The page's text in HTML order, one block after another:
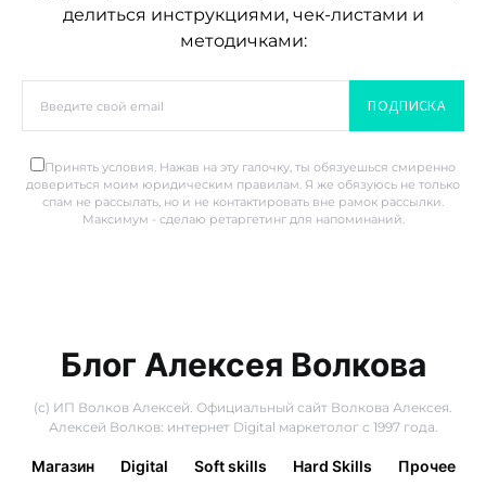
делиться инструкциями, чек-листами и
методичками:
ПОДПИСКА
Принять условия. Нажав на эту галочку, ты обязуешься смиренно
довериться моим юридическим правилам. Я же обязуюсь не только
спам не рассылать, но и не контактировать вне рамок рассылки.
Максимум - сделаю ретаргетинг для напоминаний.
Блог Алексея Волкова
(с) ИП Волков Алексей. Официальный сайт Волкова Алексея.
Алексей Волков: интернет Digital маркетолог с 1997 года.
Магазин Digital Soft skills Hard Skills Прочее